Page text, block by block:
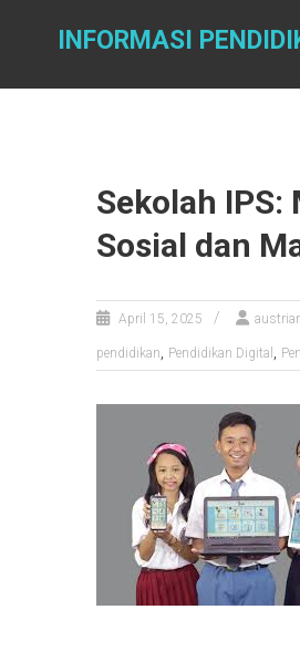
INFORMASI
Sekolah
Sosial dan
April 15, 2025
pendidikan, Pendidikan Digital ,